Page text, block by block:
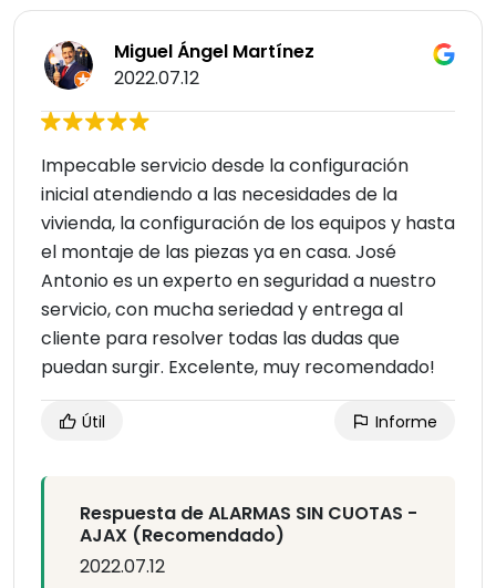
Miguel Ángel Martínez
2022.07.12
Impecable servicio desde la configuración
inicial atendiendo a las necesidades de la
vivienda, la configuración de los equipos y hasta
el montaje de las piezas ya en casa. José
Antonio es un experto en seguridad a nuestro
servicio, con mucha seriedad y entrega al
cliente para resolver todas las dudas que
puedan surgir. Excelente, muy recomendado!
Útil Informe
Respuesta de ALARMAS SIN CUOTAS -
AJAX (Recomendado)
2022.07.12